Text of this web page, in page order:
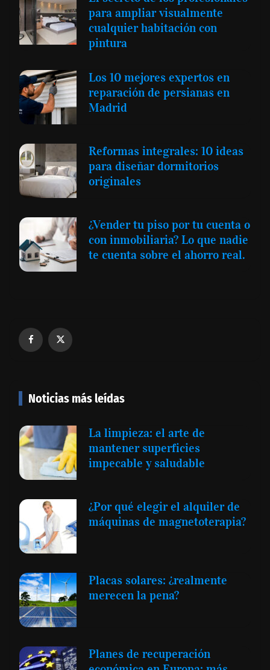
para ampliar visualmente
cualquier habitación con
pintura
Los 10 mejores expertos en
reparación de persianas en
Madrid
Reformas integrales: 10 ideas
para diseñar dormitorios
originales
¿Vender tu piso por tu cuenta o
con inmobiliaria? Lo que nadie
te cuenta sobre el ahorro real.
Noticias más leídas
La limpieza: el arte de
mantener superficies
impecable y saludable
¿Por qué elegir el alquiler de
máquinas de magnetoterapia?
Placas solares: ¿realmente
merecen la pena?
Planes de recuperación